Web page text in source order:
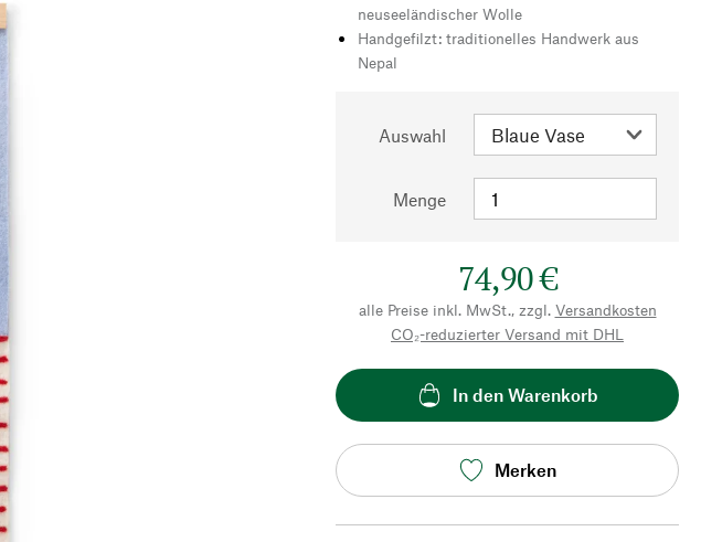
neuseeländischer Wolle
Handgefilzt: traditionelles Handwerk aus
Nepal
Auswahl
Menge
74,90 €
alle Preise inkl. MwSt., zzgl. Versandkosten
CO₂-reduzierter Versand mit DHL
In den Warenkorb
Merken